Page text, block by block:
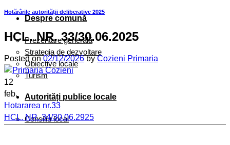
Despre comună
Prezentare generală
Strategia de dezvoltare
Obiective locale
Turism
Autorități publice locale
Consiliu local
Hotărârile autorității deliberative 2025
HCL. NR. 33/30.06.2025
Posted on02/12/2026 byCozieni Primaria
12
feb.
Hotararea nr.33
HCL. NR. 34/30.06.2925